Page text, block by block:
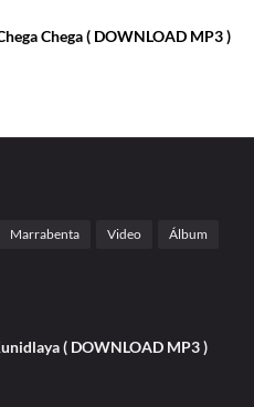
Chega ( DOWNLOAD MP3 )
Marrabenta Video Álbum
( DOWNLOAD MP3 )